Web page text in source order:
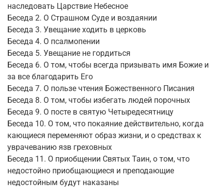
наследовать Царствие Небесное
Беседа 2. О Страшном Суде и воздаянии
Беседа 3. Увещание ходить в церковь
Беседа 4. О псалмопении
Беседа 5. Увещание не гордиться
Беседа 6. О том, чтобы всегда призывать имя Божие и
за все благодарить Его
Беседа 7. О пользе чтения Божественного Писания
Беседа 8. О том, чтобы избегать людей порочных
Беседа 9. О посте в святую Четыредесятницу
Беседа 10. О том, что покаяние действительно, когда
кающиеся переменяют образ жизни, и о средствах к
уврачеванию язв греховных
Беседа 11. О приобщении Святых Таин, о том, что
недостойно приобщающиеся и преподающие
недостойным будут наказаны